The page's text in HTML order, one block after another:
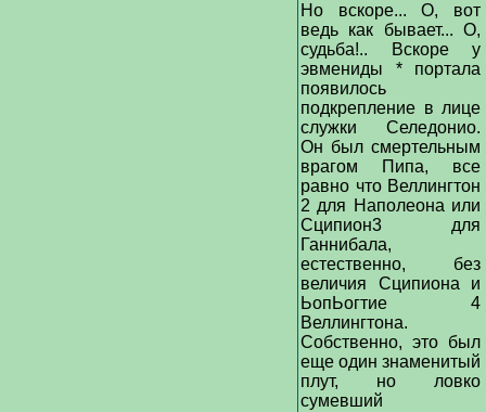
Но вскоре... О, вот
ведь как бывает... О,
судьба!.. Вскоре у
эвмениды * портала
появилось
подкрепление в лице
служки Селедонио.
Он был смертельным
врагом Пипа, все
равно что Веллингтон
2 для Наполеона или
Сципион3 для
Ганнибала,
естественно, без
величия Сципиона и
ЬопЬогтие 4
Веллингтона.
Собственно, это был
еще один знаменитый
плут, но ловко
сумевший